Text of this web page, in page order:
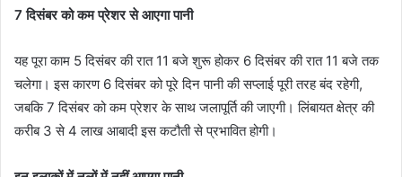
7 दिसंबर को कम प्रेशर से आएगा पानी
यह पूरा काम 5 दिसंबर की रात 11 बजे शुरू होकर 6 दिसंबर की रात 11 बजे तक
चलेगा। इस कारण 6 दिसंबर को पूरे दिन पानी की सप्लाई पूरी तरह बंद रहेगी,
जबकि 7 दिसंबर को कम प्रेशर के साथ जलापूर्ति की जाएगी। लिंबायत क्षेत्र की
करीब 3 से 4 लाख आबादी इस कटौती से प्रभावित होगी।